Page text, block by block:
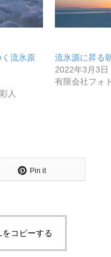
流氷原
人
流氷源に昇る
2022年3月3日
有限会社フォ
Pin it
コピーする